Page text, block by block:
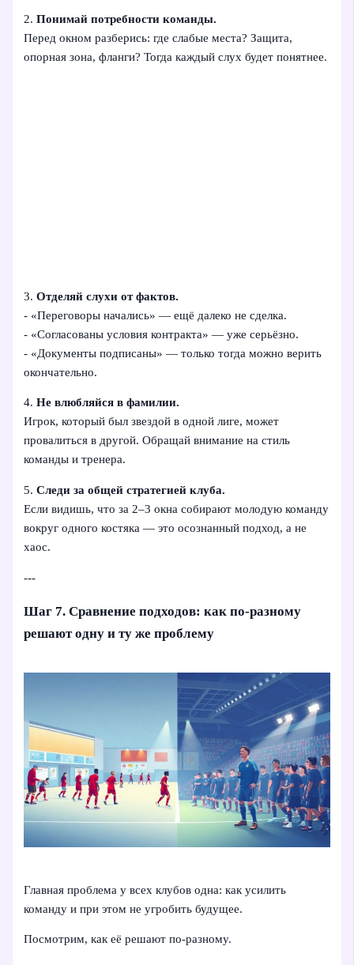
2.Понимай потребности команды.
Перед окном разберись: где слабые места? Защита,
опорная зона, фланги? Тогда каждый слух будет понятнее.
3.Отделяй слухи от фактов.
- «Переговоры начались» — ещё далеко не сделка.
- «Согласованы условия контракта» — уже серьёзно.
- «Документы подписаны» — только тогда можно верить
окончательно.
4.Не влюбляйся в фамилии.
Игрок, который был звездой в одной лиге, может
провалиться в другой. Обращай внимание на стиль
команды и тренера.
5.Следи за общей стратегией клуба.
Если видишь, что за 2–3 окна собирают молодую команду
вокруг одного костяка — это осознанный подход, а не
хаос.
---
Шаг 7. Сравнение подходов: как по-разному
решают одну и ту же проблему
Главная проблема у всех клубов одна: как усилить
команду и при этом не угробить будущее.
Посмотрим, как её решают по-разному.